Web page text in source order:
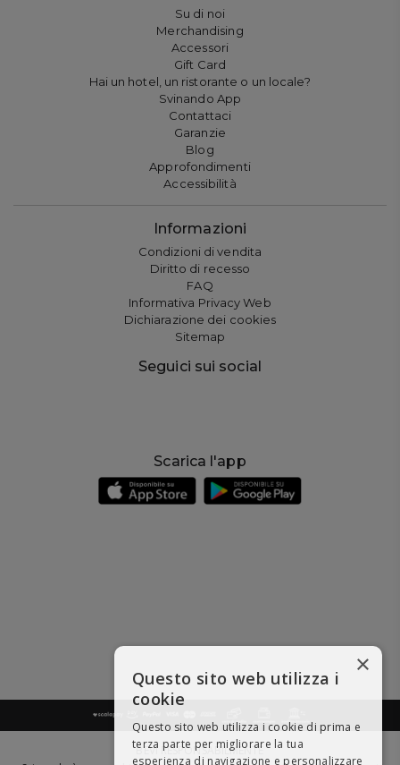
Su di noi
Merchandising
Accessori
Gift Card
Hai un hotel, un ristorante o un locale?
Svinando App
Contattaci
Garanzie
Blog
Approfondimenti
Accessibilità
Informazioni
Condizioni di vendita
Diritto di recesso
FAQ
Informativa Privacy Web
Dichiarazione dei cookies
Sitemap
Seguici sui social
Scarica l'app
BEVI RESPONSABILMENTE
×
Questo sito web utilizza i
cookie
Questo sito web utilizza i cookie di prima e
terza parte per migliorare la tua
esperienza di navigazione e personalizzare